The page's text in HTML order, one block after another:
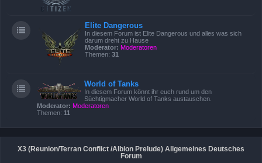
Elite Dangerous
In diesem Forum ist Elite Dangerous und alles was sich
darum dreht zu Hause
Moderator: Moderatoren
Themen: 31
World of Tanks
In diesem Forum könnt ihr euch rund um den
Süchtigmacher World of Tanks austauschen.
Moderator: Moderatoren
Themen: 11
X3 (Reunion/Terran Conflict /Albion Prelude) Allgemeines Deutsches
Forum